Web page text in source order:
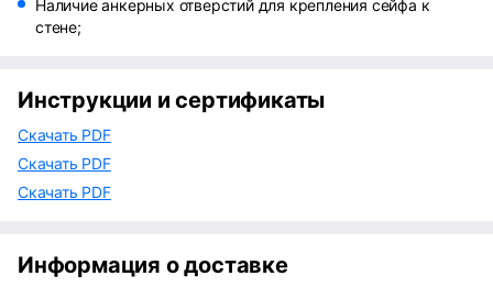
Наличие анкерных отверстий для крепления сейфа к
стене;
Инструкции и сертификаты
Скачать PDF
Скачать PDF
Скачать PDF
Информация о доставке